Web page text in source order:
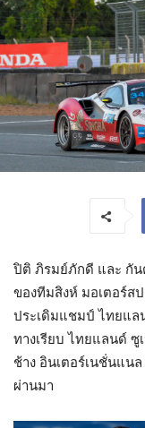
ปิติ ภิรมย์ภักดี และ กัน
ของทีมสิงห์ มอเตอร์ส
ประเดิมแชมป์ ไทยแล
ทางเรียบ ไทยแลนด์ ซู
ช้าง อินเตอร์เนชั่นแน
ผ่านมา